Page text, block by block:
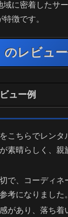
域に密着したサ
徴です。
のレビュ
ュー例
こちらでレンタ
素晴らしく、親
で、コーディネ
考になりました。
があり、落ち着